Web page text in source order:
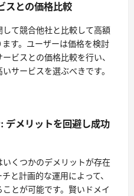
スとの価格比較
て競合他社と比較して高額
す。ユーザーは価格を検討
ビスとの価格比較を行い、
サービスを選ぶべきです。
デメリットを回避し成功
くつかのデメリットが存在
と計画的な運用によって、
とが可能です。賢いドメイ